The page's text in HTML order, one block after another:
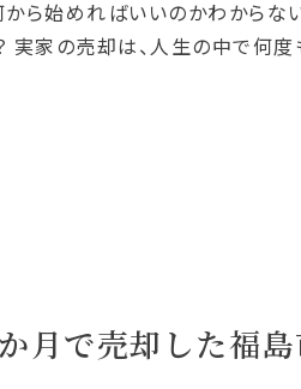
ら始めればいいのかわからな
実家の売却は、人生の中で何度
月で売却した福